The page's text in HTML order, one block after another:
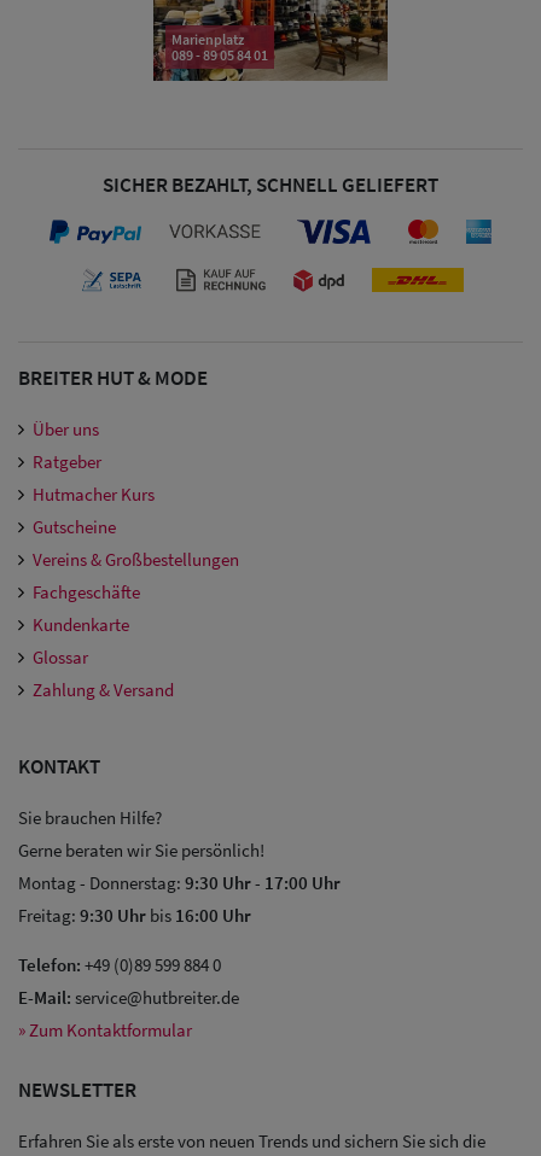
Marienplatz
089 - 89 05 84 01
SICHER BEZAHLT, SCHNELL GELIEFERT
BREITER HUT & MODE
Über uns
Ratgeber
Hutmacher Kurs
Gutscheine
Vereins & Großbestellungen
Fachgeschäfte
Kundenkarte
Glossar
Zahlung & Versand
KONTAKT
Sie brauchen Hilfe?
Gerne beraten wir Sie persönlich!
Montag - Donnerstag: 9:30 Uhr- 17:00 Uhr
Freitag: 9:30 Uhr bis 16:00 Uhr
Telefon: +49 (0)89 599 884 0
E-Mail: service@hutbreiter.de
» Zum Kontaktformular
NEWSLETTER
Erfahren Sie als erste von neuen Trends und sichern Sie sich die